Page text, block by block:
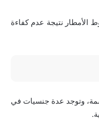
الأمطار نتيجة عدم كفاءة
مدينة بيونس آيرس عاصمة جمهورية الأرجنتين 3 مليون و147 ألف و638 نسمة، وتوجد عدة جنسيات في